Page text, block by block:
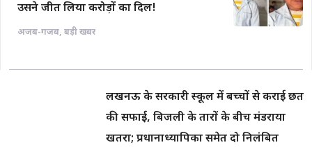
उसने जीत लिया करोड़ों का दिल!
अजब-गजब, बड़ी खबर
लखनऊ के सरकारी स्कूल में बच्चों से कराई छत
की सफाई, बिजली के तारों के बीच मंडराया
खतरा; प्रधानाध्यापिका समेत दो निलंबित